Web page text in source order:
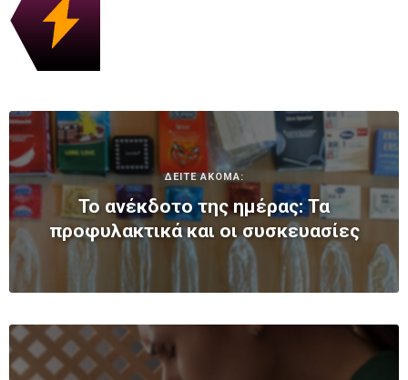
ΔΕΙΤΕ ΑΚΟΜΑ:
Το ανέκδοτο της ημέρας: Τα
προφυλακτικά και οι συσκευασίες